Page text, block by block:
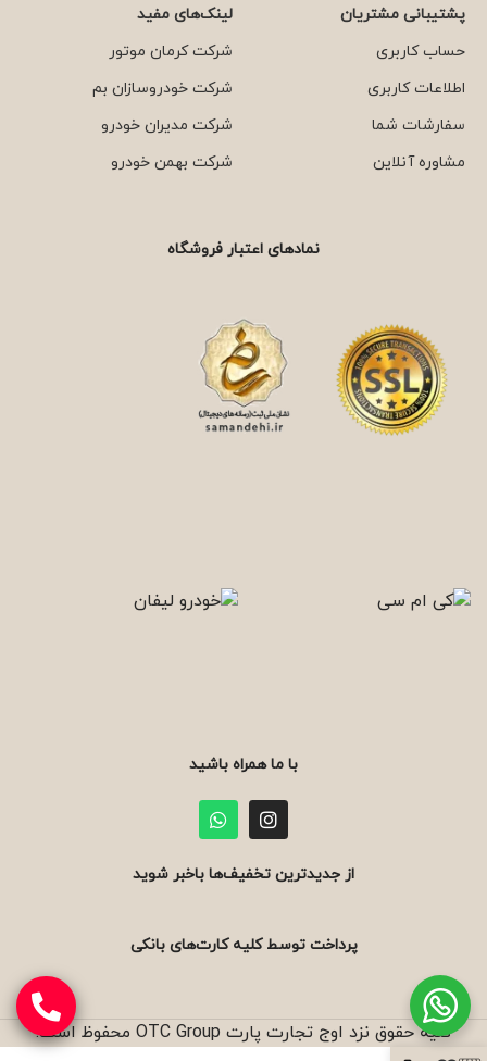
پشتیبانی مشتریان
حساب کاربری
اطلاعات کاربری
سفارشات شما
مشاوره آنلاین
لینک‌های مفید
شرکت کرمان موتور
شرکت خودروسازان بم
شرکت مدیران خودرو
شرکت بهمن خودرو
نمادهای اعتبار فروشگاه
با ما همراه باشید
از جدیدترین تخفیف‌ها باخبر شوید
پرداخت توسط کلیه کارت‌های بانکی
کلیه حقوق نزد اوج تجارت پارت OTC Group محفوظ است.